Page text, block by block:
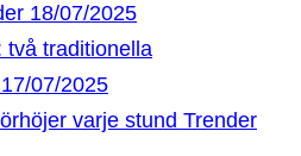
18/07/2025
två traditionella
17/07/2025
varje stund Trender